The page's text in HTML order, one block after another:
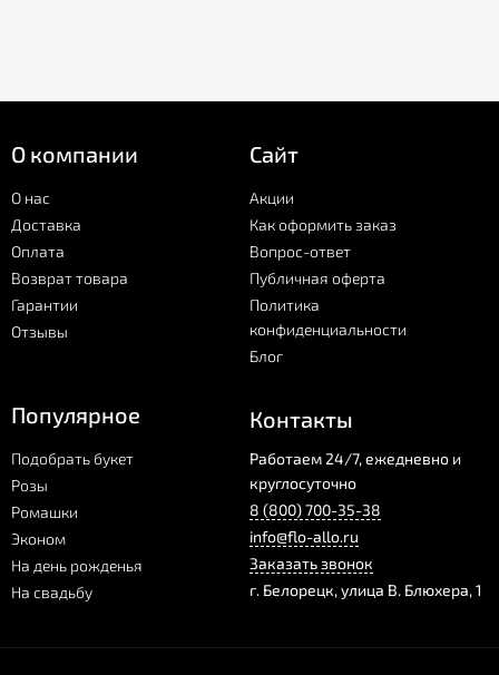
О компании
О нас
Доставка
Оплата
Возврат товара
Гарантии
Отзывы
Сайт
Акции
Как оформить заказ
Вопрос-ответ
Публичная оферта
Политика
конфиденциальности
Блог
Популярное
Подобрать букет
Розы
Ромашки
Эконом
На день рожденья
На свадьбу
Контакты
Работаем 24/7, ежедневно и
круглосуточно
8 (800) 700-35-38
info@flo-allo.ru
Заказать звонок
г. Белорецк,улица В. Блюхера, 1